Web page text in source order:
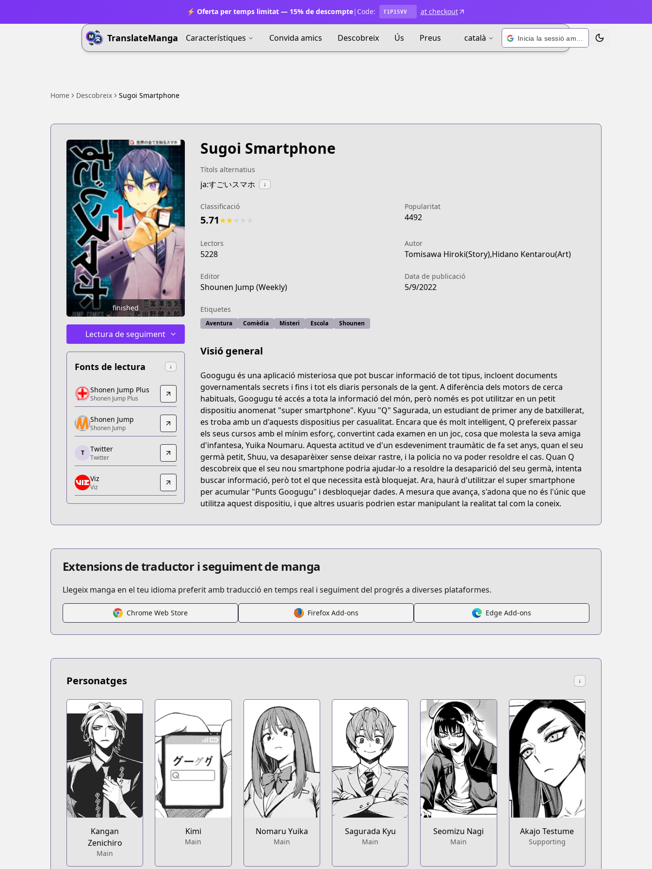
⚡ Oferta per temps limitat — 15% de descompte| Code: T1P15VV at checkout
TranslateManga Característiques Convida amics Descobreix Ús Preus català Alternar tema
Home Descobreix Sugoi Smartphone
finished
Lectura de seguiment
Fonts de lectura ↓
Shonen Jump Plus
Shonen Jump Plus
https://shonenjumpplus.com/episode/3270296674345542148
Shonen Jump
Shonen Jump
https://www.shonenjump.com/j/rensai/sugoi.html
Twitter
Twitter
https://twitter.com/sugo_suma
Viz
Viz
MANGA Plus
https://mangaplus.shueisha.co.jp/titles/100192
Shonen Jump Plus
Shonen Jump Plus
Shonen Jump
Shonen Jump
T Twitter
Twitter
Viz
Viz
Sugoi Smartphone
Títols alternatius
ja:すごいスマホ ↓
Classificació
5.71★★
Popularitat
4492
Lectors
5228
Autor
Tomisawa Hiroki(Story),Hidano Kentarou(Art)
Editor
Shounen Jump (Weekly)
Data de publicació
5/9/2022
Etiquetes
Aventura Comèdia Misteri Escola Shounen
Visió general
Googugu és una aplicació misteriosa que pot buscar informació de tot tipus, incloent documents
governamentals secrets i fins i tot els diaris personals de la gent. A diferència dels motors de cerca
habituals, Googugu té accés a tota la informació del món, però només es pot utilitzar en un petit
dispositiu anomenat "super smartphone". Kyuu "Q" Sagurada, un estudiant de primer any de batxillerat,
es troba amb un d'aquests dispositius per casualitat. Encara que és molt intel·ligent, Q prefereix passar
els seus cursos amb el mínim esforç, convertint cada examen en un joc, cosa que molesta la seva amiga
d'infantesa, Yuika Noumaru. Aquesta actitud ve d'un esdeveniment traumàtic de fa set anys, quan el seu
germà petit, Shuu, va desaparèixer sense deixar rastre, i la policia no va poder resoldre el cas. Quan Q
descobreix que el seu nou smartphone podria ajudar-lo a resoldre la desaparició del seu germà, intenta
buscar informació, però tot el que necessita està bloquejat. Ara, haurà d'utilitzar el super smartphone
per acumular "Punts Googugu" i desbloquejar dades. A mesura que avança, s'adona que no és l'únic que
utilitza aquest dispositiu, i que altres usuaris podrien estar manipulant la realitat tal com la coneix.
Extensions de traductor i seguiment de manga
Llegeix manga en el teu idioma preferit amb traducció en temps real i seguiment del progrés a diverses plataformes.
Chrome Web Store Firefox Add-ons Edge Add-ons
Personatges ↓
Kangan
Zenichiro
Main
Kimi
Main
Nomaru Yuika
Main
Sagurada Kyu
Main
Seomizu Nagi
Main
Akajo Testume
Supporting